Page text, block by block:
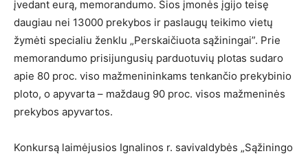
įvedant eurą, memorandumo. Šios įmonės įgijo teisę
daugiau nei 13000 prekybos ir paslaugų teikimo vietų
žymėti specialiu ženklu „Perskaičiuota sąžiningai”. Prie
memorandumo prisijungusių parduotuvių plotas sudaro
apie 80 proc. viso mažmenininkams tenkančio prekybinio
ploto, o apyvarta – maždaug 90 proc. visos mažmeninės
prekybos apyvartos.
Konkursą laimėjusios Ignalinos r. savivaldybės „Sąžiningo